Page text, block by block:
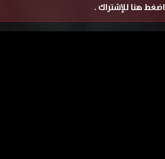
اضغط هنا للإشتراك .